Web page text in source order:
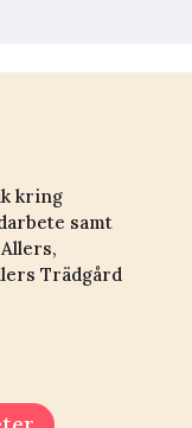
kring
samt
Trädgård